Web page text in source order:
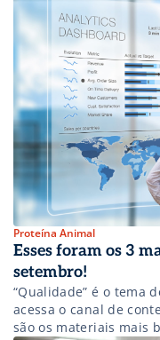
Entretanto, o docente
novas por parte da
uma maneira eficaz
Proteína Animal
Esses foram os 3
setembro!
“Qualidade” é o tema
acessa o canal de
são os materiais mais